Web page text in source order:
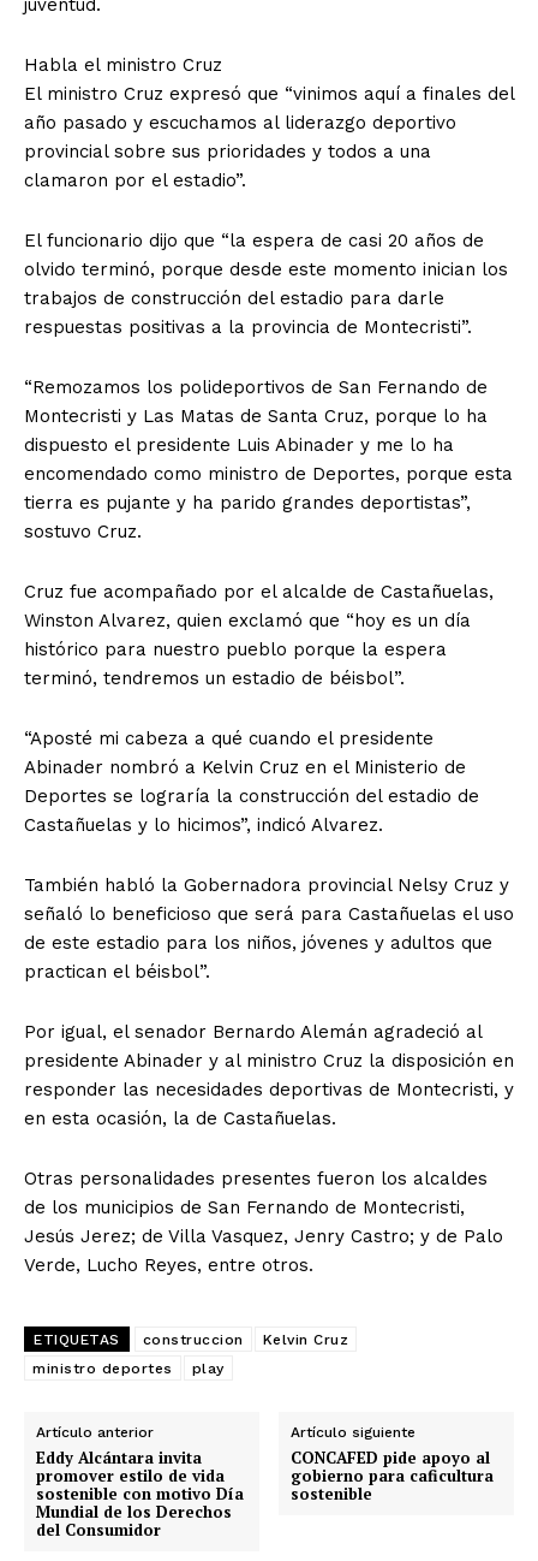
juventud.
Habla el ministro Cruz
El ministro Cruz expresó que “vinimos aquí a finales del
año pasado y escuchamos al liderazgo deportivo
provincial sobre sus prioridades y todos a una
clamaron por el estadio”.
El funcionario dijo que “la espera de casi 20 años de
olvido terminó, porque desde este momento inician los
trabajos de construcción del estadio para darle
respuestas positivas a la provincia de Montecristi”.
“Remozamos los polideportivos de San Fernando de
Montecristi y Las Matas de Santa Cruz, porque lo ha
dispuesto el presidente Luis Abinader y me lo ha
encomendado como ministro de Deportes, porque esta
tierra es pujante y ha parido grandes deportistas”,
sostuvo Cruz.
Cruz fue acompañado por el alcalde de Castañuelas,
Winston Alvarez, quien exclamó que “hoy es un día
histórico para nuestro pueblo porque la espera
terminó, tendremos un estadio de béisbol”.
“Aposté mi cabeza a qué cuando el presidente
Abinader nombró a Kelvin Cruz en el Ministerio de
Deportes se lograría la construcción del estadio de
Castañuelas y lo hicimos”, indicó Alvarez.
También habló la Gobernadora provincial Nelsy Cruz y
señaló lo beneficioso que será para Castañuelas el uso
de este estadio para los niños, jóvenes y adultos que
practican el béisbol”.
Por igual, el senador Bernardo Alemán agradeció al
presidente Abinader y al ministro Cruz la disposición en
responder las necesidades deportivas de Montecristi, y
en esta ocasión, la de Castañuelas.
Otras personalidades presentes fueron los alcaldes
de los municipios de San Fernando de Montecristi,
Jesús Jerez; de Villa Vasquez, Jenry Castro; y de Palo
Verde, Lucho Reyes, entre otros.
ETIQUETAS construccion
Kelvin Cruz
ministro deportes
play
Artículo anterior
Eddy Alcántara invita
promover estilo de vida
sostenible con motivo Día
Mundial de los Derechos
del Consumidor
Artículo siguiente
CONCAFED pide apoyo al
gobierno para caficultura
sostenible